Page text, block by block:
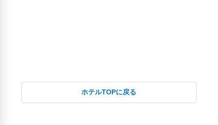
ホテルTOPに戻る